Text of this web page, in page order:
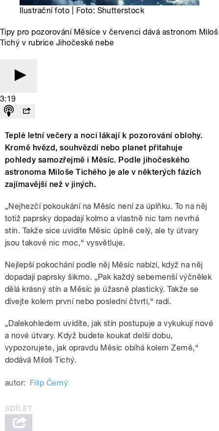
Ilustrační foto | Foto: Shutterstock
Tipy pro pozorování Měsíce v červenci dává astronom Miloš
Tichý v rubrice Jihočeské nebe
3:19
Teplé letní večery a noci lákají k pozorování oblohy.
Kromě hvězd, souhvězdí nebo planet přitahuje
pohledy samozřejmě i Měsíc. Podle jihočeského
astronoma Miloše Tichého je ale v některých fázích
zajímavější než v jiných.
„Nejhezčí pokoukání na Měsíc není za úplňku. To na něj
totiž paprsky dopadají kolmo a vlastně nic tam nevrhá
stín. Takže sice uvidíte Měsíc úplně celý, ale ty útvary
jsou takové nic moc,“ vysvětluje.
Nejlepší pokochání podle něj Měsíc nabízí, když na něj
dopadají paprsky šikmo. „Pak každý sebemenší výčnělek
dělá krásný stín a Měsíc je úžasně plastický. Takže se
dívejte kolem první nebo poslední čtvrti,“ radí.
„Dalekohledem uvidíte, jak stín postupuje a vykukují nové
a nové útvary. Když budete koukat delší dobu,
vypozorujete, jak opravdu Měsíc obíhá kolem Země,“
dodává Miloš Tichý.
autor: Filip Černý